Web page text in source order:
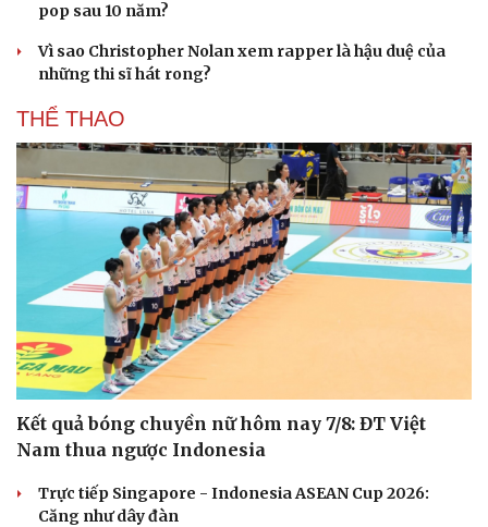
Tư vấn
Săn Tour
check-in
Đọc truyện đêm khuya
Cửa sổ tình yêu
pop sau 10 năm?
Vì sao Christopher Nolan xem rapper là hậu duệ của
những thi sĩ hát rong?
THỂ THAO
Kết quả bóng chuyền nữ hôm nay 7/8: ĐT Việt
Nam thua ngược Indonesia
Trực tiếp Singapore - Indonesia ASEAN Cup 2026:
Căng như dây đàn